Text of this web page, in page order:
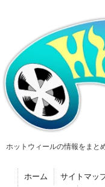
ホットウィールの情報をまと
ホーム サイトマッ